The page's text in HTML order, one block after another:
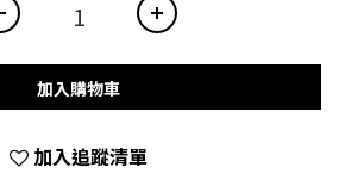
加入購物車
加入追蹤清單